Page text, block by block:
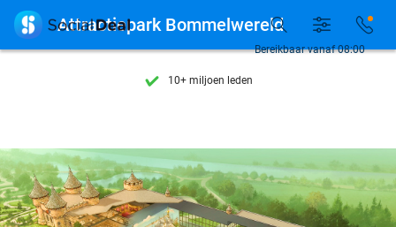
7 dagen per week beschikbaar
10+ miljoen leden
7 dagen per week beschikbaar
10+ miljoen leden
Bereikbaar vanaf 08:00
 Attractiepark Bommelwereld